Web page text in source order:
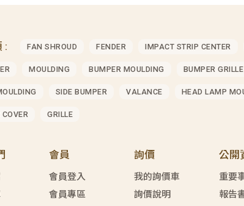
: FAN SHROUD FENDER IMPACT STRIP CENTER
MOULDING BUMPER MOULDING BUMPER GRILLE
SIDE BUMPER VALANCE HEAD LAMP
GRILLE
會員
會員登入
會員專區
詢價
我的詢價車
詢價說明
公開
重要
報告